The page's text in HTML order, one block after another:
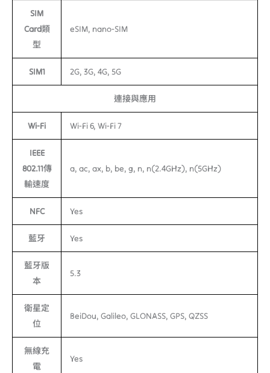
SIM
Card類
型
eSIM, nano-SIM
SIM1 2G, 3G, 4G, 5G
連接與應用
Wi-Fi Wi-Fi 6, Wi-Fi 7
IEEE
802.11傳
輸速度
a, ac, ax, b, be, g, n, n(2.4GHz), n(5GHz)
NFC Yes
藍牙 Yes
藍牙版
本
5.3
衛星定
位
BeiDou, Galileo, GLONASS, GPS, QZSS
無線充
電
Yes